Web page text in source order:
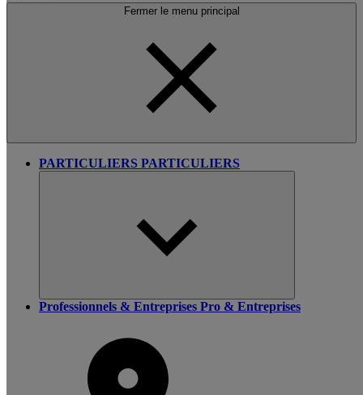
Fermer le menu principal
PARTICULIERS PARTICULIERS
Professionnels & Entreprises Pro & Entreprises